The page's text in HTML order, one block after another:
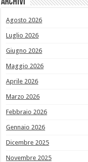
Agosto 2026
Luglio 2026
Giugno 2026
Maggio 2026
Aprile 2026
Marzo 2026
Febbraio 2026
Gennaio 2026
Dicembre 2025
Novembre 2025